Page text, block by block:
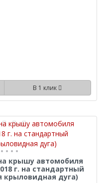
В 1 клик
крышу автомобиля
г. на стандартный
крыловидная дуга)